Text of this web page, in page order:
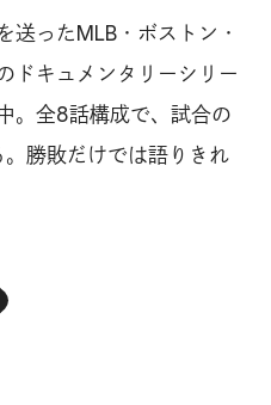
ったMLB・ボストン・
ドキュメンタリーシリー
。全8話構成で、試合の
勝敗だけでは語りきれ